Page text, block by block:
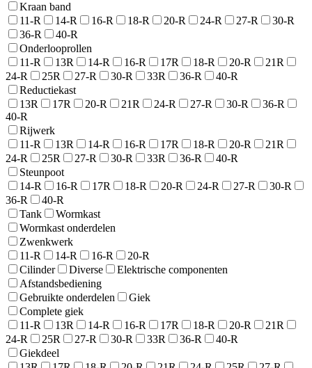
Kraan band
11-R
14-R 16-R 18-R 20-R 24-R 27-R
30-R
36-R
40-R
Onderlooprollen
11-R
13R 14-R 16-R 17R 18-R 20-R
21R
24-R
25R 27-R 30-R 33R 36-R
40-R
Reductiekast
13R
17R 20-R 21R 24-R 27-R 30-R
36-R
40-R
Rijwerk
11-R
13R 14-R 16-R 17R 18-R 20-R
21R
24-R
25R 27-R 30-R 33R 36-R
40-R
Steunpoot
14-R
16-R 17R 18-R 20-R 24-R 27-R
30-R
36-R
40-R
Tank
Wormkast
Wormkast onderdelen
Zwenkwerk
11-R
14-R 16-R
20-R
Cilinder
Diverse
Elektrische componenten
Afstandsbediening
Gebruikte onderdelen
Giek
Complete giek
11-R
13R 14-R 16-R 17R 18-R 20-R
21R
24-R
25R 27-R 30-R 33R 36-R
40-R
Giekdeel